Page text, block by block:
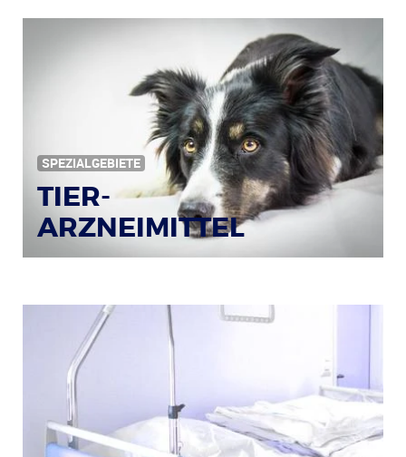
SPEZIALGEBIETE
TIER-
ARZNEIMITTEL